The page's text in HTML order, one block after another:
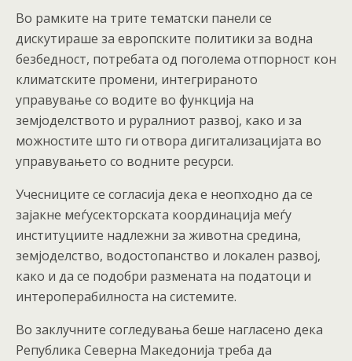
Во рамките на трите тематски панели се
дискутираше за европските политики за водна
безбедност, потребата од поголема отпорност кон
климатските промени, интегрираното
управување со водите во функција на
земјоделството и руралниот развој, како и за
можностите што ги отвора дигитализацијата во
управувањето со водните ресурси.
Учесниците се согласија дека е неопходно да се
зајакне меѓусекторската координација меѓу
институциите надлежни за животна средина,
земјоделство, водостопанство и локален развој,
како и да се подобри размената на податоци и
интероперабилноста на системите.
Во заклучните согледувања беше нагласено дека
Република Северна Македонија треба да